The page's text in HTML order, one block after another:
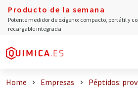
Producto de la semana
Potente medidor de oxígeno: compacto, portátil y
recargable integrada
Home Empresas Péptidos: